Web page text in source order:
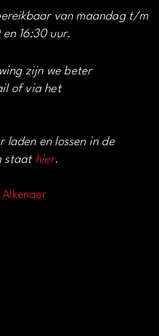
van maandag t/m
16:30 uur.
zijn we beter
of via het
laden en lossen in de
staat hier.